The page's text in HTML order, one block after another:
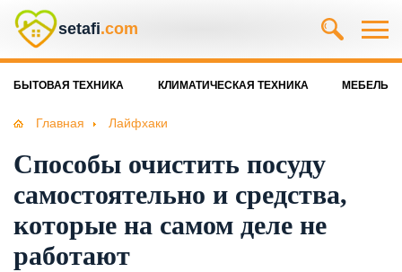
setafi.com
БЫТОВАЯ ТЕХНИКА КЛИМАТИЧЕСКАЯ ТЕХНИКА МЕБЕЛЬ
Главная Лайфхаки
Способы очистить посуду
самостоятельно и средства,
которые на самом деле не
работают